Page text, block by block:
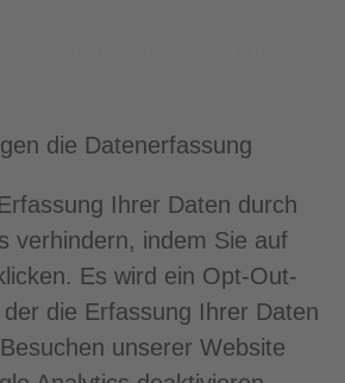
die Datenerfassung
Ihrer Daten durch
verhindern, indem Sie auf
Es wird ein Opt-Out-
die Erfassung Ihrer Daten
unserer Website